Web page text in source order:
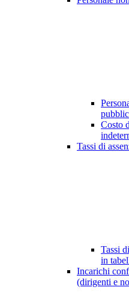
Costo
Tassi di
Tassi
in
Incarichi
(dirigenti e